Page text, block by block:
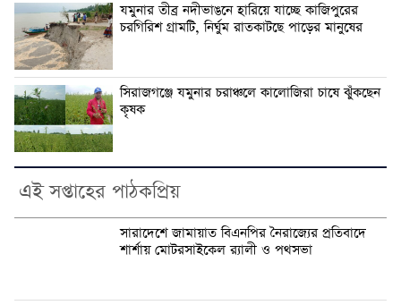
যমুনার তীব্র নদীভাঙনে হারিয়ে যাচ্ছে কাজিপুরের
চরগিরিশ গ্রামটি, নির্ঘুম রাতকাটছে পাড়ের মানুষের
সিরাজগঞ্জে যমুনার চরাঞ্চলে কালোজিরা চাষে ঝুঁকছেন
কৃষক
এই সপ্তাহের পাঠকপ্রিয়
সারাদেশে জামায়াত বিএনপির নৈরাজ্যের প্রতিবাদে
শার্শায় মোটরসাইকেল র‍্যালী ও পথসভা